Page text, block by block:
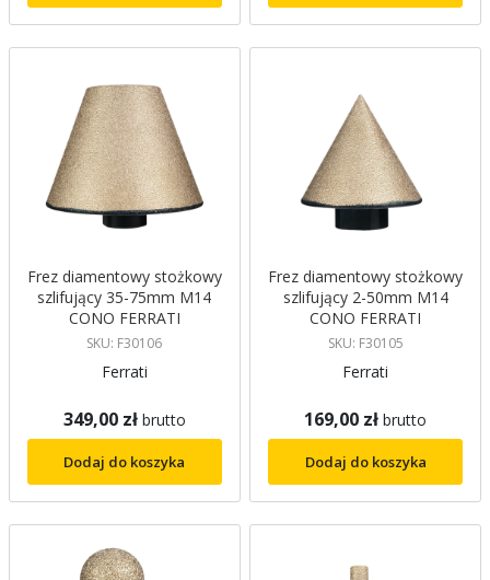
Frez diamentowy stożkowy
szlifujący 35-75mm M14
CONO FERRATI
SKU: F30106
Ferrati
349,00 zł brutto
Dodaj do koszyka
Frez diamentowy stożkowy
szlifujący 2-50mm M14
CONO FERRATI
SKU: F30105
Ferrati
169,00 zł brutto
Dodaj do koszyka